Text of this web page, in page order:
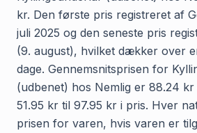
kr. Den første pris registreret af
juli 2025 og den seneste pris
(9. august), hvilket dækker over
dage. Gennemsnitsprisen for
(udbenet) hos Nemlig er 88.24
51.95 kr til 97.95 kr i pris. Hver
prisen for varen, hvis varen er